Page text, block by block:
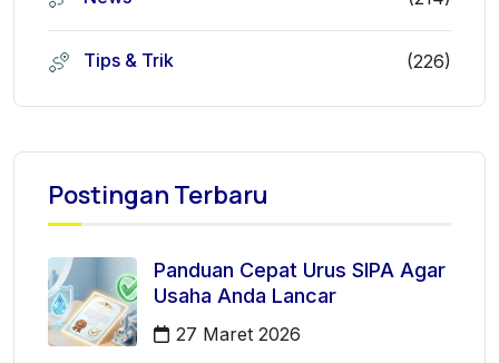
Tips & Trik (226)
Postingan Terbaru
Panduan Cepat Urus SIPA Agar
Usaha Anda Lancar
27 Maret 2026